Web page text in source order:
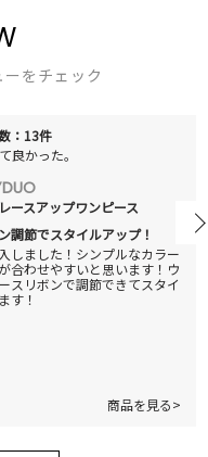
をチェック
：13件
良かった。
ースアップワンピース
調節でスタイルアップ！
しました！シンプルなカラー
合わせやすいと思います！ウ
スリボンで調節できてスタイ
す！
商品を見る>